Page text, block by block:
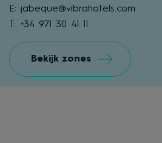
E: jabeque@vibrahotels.com
T: +34 971 30 41 11
Bekijk zones